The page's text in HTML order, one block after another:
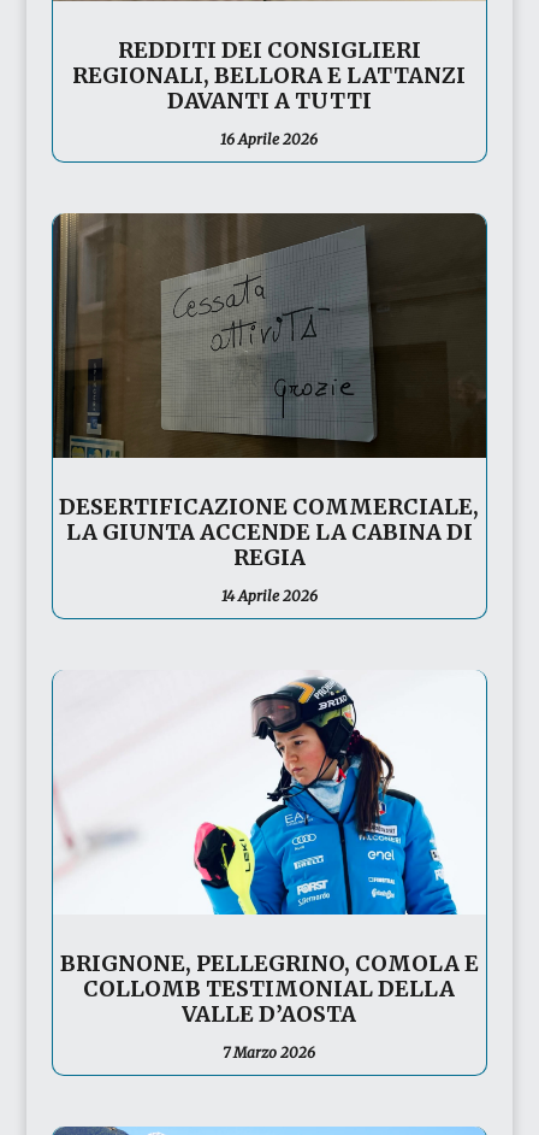
REDDITI DEI CONSIGLIERI
REGIONALI, BELLORA E LATTANZI
DAVANTI A TUTTI
16 Aprile 2026
DESERTIFICAZIONE COMMERCIALE,
LA GIUNTA ACCENDE LA CABINA DI
REGIA
14 Aprile 2026
BRIGNONE, PELLEGRINO, COMOLA E
COLLOMB TESTIMONIAL DELLA
VALLE D’AOSTA
7 Marzo 2026